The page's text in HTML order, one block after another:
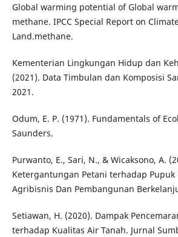
Global warming potential of Global
methane. IPCC Special Report on
Land.methane.
Kementerian Lingkungan Hidup dan
(2021). Data Timbulan dan Komposisi
2021.
Odum, E. P. (1971). Fundamentals of
Saunders.
Purwanto, E., Sari, N., & Wicaksono, A.
Ketergantungan Petani terhadap
Agribisnis Dan Pembangunan
Setiawan, H. (2020). Dampak
terhadap Kualitas Air Tanah. Jurnal